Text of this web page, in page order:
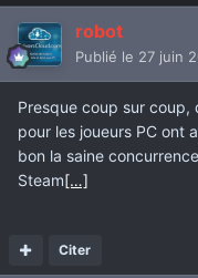
robot
Publié le 27 juin
Presque coup sur coup,
pour les joueurs PC ont
bon la saine
Steam[…]
Citer